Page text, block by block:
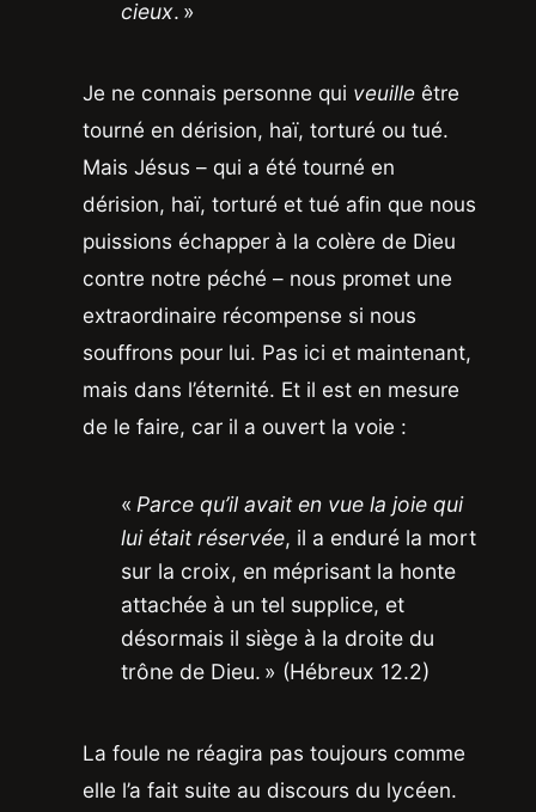
cieux. »
Je ne connais personne qui veuille être
tourné en dérision, haï, torturé ou tué.
Mais Jésus – qui a été tourné en
dérision, haï, torturé et tué afin que nous
puissions échapper à la colère de Dieu
contre notre péché – nous promet une
extraordinaire récompense si nous
souffrons pour lui. Pas ici et maintenant,
mais dans l’éternité. Et il est en mesure
de le faire, car il a ouvert la voie :
« Parce qu’il avait en vue la joie qui
lui était réservée, il a enduré la mort
sur la croix, en méprisant la honte
attachée à un tel supplice, et
désormais il siège à la droite du
trône de Dieu. » (Hébreux 12.2)
La foule ne réagira pas toujours comme
elle l’a fait suite au discours du lycéen.